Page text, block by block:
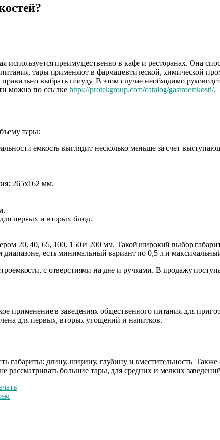
используется преимущественно в кафе и ресторанах. Она
тары применяют в фармацевтической, химической
выбрать посуду. В этом случае необходимо
можно по ссылке https://protekgroup.com/catalog/gastroemkosti/.
тары:
емкость выглядит несколько меньше за счет
265х162 мм.
первых и вторых блюд.
20, 40, 65, 100, 150 и 200 мм. Такой широкий выбор
есть минимальный вариант по 0,5 л и
с отверстиями на дне и ручками. В продажу
применение в заведениях общественного питания для
для первых, вторых угощений и напитков.
габариты: длину, ширину, глубину и вместительность.
большие тары, для средних и мелких